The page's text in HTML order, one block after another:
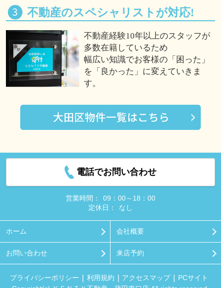
不動産のスペシャリストが対応!
不動産経験10年以上のスタッフが
多数在籍しているため
幅広い知識でお客様の「困った」
を「良かった」に変えていきま
す。
電話でお問い合わせ
営業時間：
09：00～18：00
定休日：
なし
ホーム 会社概要
お問い合わせ 来店予約
プライバシーポリシー 利用規約 アクセスマップ
PCサイト